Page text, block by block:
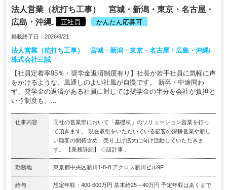
法人営業（杭打ち工事） 宮城・新潟・東京・名古屋・
広島・沖縄.
正社員 かんたん応募可
掲載終了日：2026/8/21
法人営業（杭打ち工事） 宮城・新潟・東京・名古屋・広島・沖縄/
株式会社三誠
【社員定着率95％・奨学金返済制度有り】社長が若手社員に気軽に声
をかけるような、風通しのよい社風が自慢です。 新卒・中途問わ
ず、奨学金の返済がある社員に対しては奨学金の半分を会社が負担と
いう制度も。...
仕事内容
同社の営業部において「基礎杭」のソリューション営業を行っ
て頂きます。 現在取引をいただいている顧客の深耕営業や新し
い顧客の開拓含め、売り上げ拡大に向け活動していただきま
す。 【業務詳細】 ◇設計事...
勤務地 東京都中央区新川1-8-8 アクロス新川ビル9F
給与
想定年収：400-600万円 基本給25～40万円 予定年収はあくまで